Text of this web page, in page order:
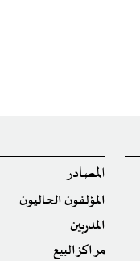
المصادر
المؤلفون الحاليون
المدربين
مراكز البيع